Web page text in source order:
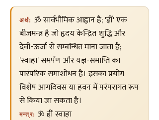
अर्थ: ॐ सार्वभौमिक आह्वान है; 'ह्रीं' एक
बीजमन्त्र है जो हृदय केन्द्रित शुद्धि और
देवी-ऊर्जा से सम्बन्धित माना जाता है;
'स्वाहा' समर्पण और यज्ञ-समाप्ति का
पारंपरिक समाशोधन है। इसका प्रयोग
विशेष आगदिवस या हवन में परंपरागत रूप
से किया जा सकता है।
मन्त्र: ॐ ह्रीं स्वाहा